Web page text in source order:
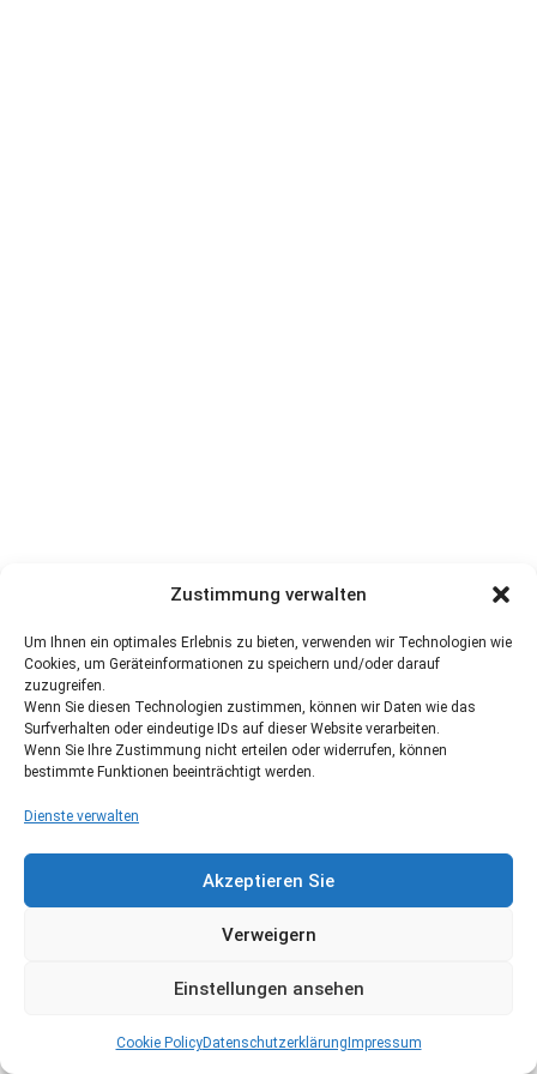
Zustimmung verwalten
Um Ihnen ein optimales Erlebnis zu bieten, verwenden wir Technologien wie
Cookies, um Geräteinformationen zu speichern und/oder darauf
zuzugreifen.
Wenn Sie diesen Technologien zustimmen, können wir Daten wie das
Surfverhalten oder eindeutige IDs auf dieser Website verarbeiten.
Wenn Sie Ihre Zustimmung nicht erteilen oder widerrufen, können
bestimmte Funktionen beeinträchtigt werden.
Dienste verwalten
Akzeptieren Sie
Verweigern
Einstellungen ansehen
Cookie PolicyDatenschutzerklärung Impressum